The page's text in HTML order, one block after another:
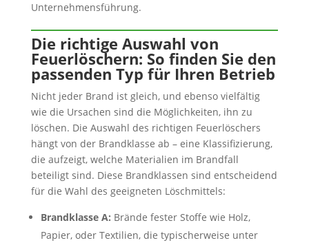
Unternehmensführung.
Die richtige Auswahl von
Feuerlöschern: So finden Sie den
passenden Typ für Ihren Betrieb
Nicht jeder Brand ist gleich, und ebenso vielfältig
wie die Ursachen sind die Möglichkeiten, ihn zu
löschen. Die Auswahl des richtigen Feuerlöschers
hängt von der Brandklasse ab – eine Klassifizierung,
die aufzeigt, welche Materialien im Brandfall
beteiligt sind. Diese Brandklassen sind entscheidend
für die Wahl des geeigneten Löschmittels:
Brandklasse A: Brände fester Stoffe wie Holz,
Papier, oder Textilien, die typischerweise unter